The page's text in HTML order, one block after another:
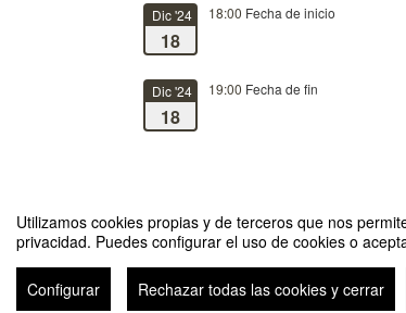
Utilizamos cookies propias y de terceros que nos
privacidad. Puedes configurar el uso de cookies o
Configurar Rechazar todas las cookies y cerrar
Dic '24
18
18:00 Fecha de inicio
Dic '24
18
19:00 Fecha de fin
1ª SESIÓN Ciclo Distancias Cortas. Lorente de